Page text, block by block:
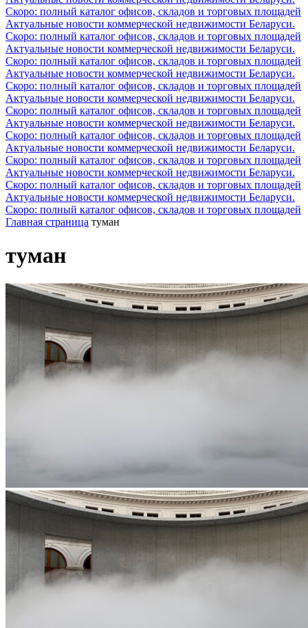
Скоро: полный каталог офисов, складов и торговых площадей
Актуальные новости коммерческой недвижимости Беларуси.
Скоро: полный каталог офисов, складов и торговых площадей
Актуальные новости коммерческой недвижимости Беларуси.
Скоро: полный каталог офисов, складов и торговых площадей
Актуальные новости коммерческой недвижимости Беларуси.
Скоро: полный каталог офисов, складов и торговых площадей
Актуальные новости коммерческой недвижимости Беларуси.
Скоро: полный каталог офисов, складов и торговых площадей
Актуальные новости коммерческой недвижимости Беларуси.
Скоро: полный каталог офисов, складов и торговых площадей
Актуальные новости коммерческой недвижимости Беларуси.
Скоро: полный каталог офисов, складов и торговых площадей
Актуальные новости коммерческой недвижимости Беларуси.
Скоро: полный каталог офисов, складов и торговых площадей
Актуальные новости коммерческой недвижимости Беларуси.
Скоро: полный каталог офисов, складов и торговых площадей
Главная страница туман
туман